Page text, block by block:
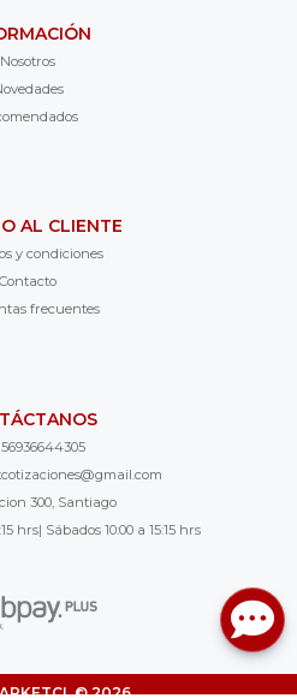
Nosotros
AL CLIENTE
y condiciones
Contacto
frecuentes
300, Santiago
hrs| Sábados 10:00 a 15:15 hrs
© 2026